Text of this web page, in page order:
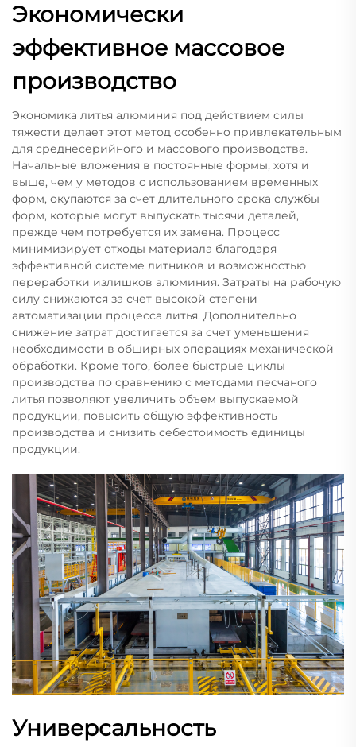
Экономически
эффективное массовое
производство
Экономика литья алюминия под действием силы
тяжести делает этот метод особенно привлекательным
для среднесерийного и массового производства.
Начальные вложения в постоянные формы, хотя и
выше, чем у методов с использованием временных
форм, окупаются за счет длительного срока службы
форм, которые могут выпускать тысячи деталей,
прежде чем потребуется их замена. Процесс
минимизирует отходы материала благодаря
эффективной системе литников и возможностью
переработки излишков алюминия. Затраты на рабочую
силу снижаются за счет высокой степени
автоматизации процесса литья. Дополнительно
снижение затрат достигается за счет уменьшения
необходимости в обширных операциях механической
обработки. Кроме того, более быстрые циклы
производства по сравнению с методами песчаного
литья позволяют увеличить объем выпускаемой
продукции, повысить общую эффективность
производства и снизить себестоимость единицы
продукции.
Универсальность